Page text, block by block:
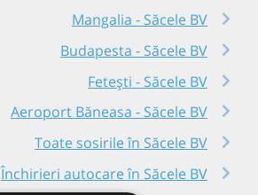
Mangalia - Săcele BV
Budapesta - Săcele BV
Fetești - Săcele BV
Aeroport Băneasa - Săcele BV
Toate sosirile în Săcele BV
Închirieri autocare în Săcele BV